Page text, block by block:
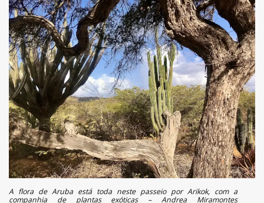
A flora de Aruba está toda neste passeio por Arikok, com a
companhia de plantas exóticas – Andrea Miramontes